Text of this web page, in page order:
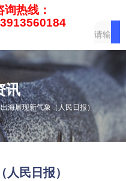
询热线：
讯
海展现新气象（人民日报）
民日报）